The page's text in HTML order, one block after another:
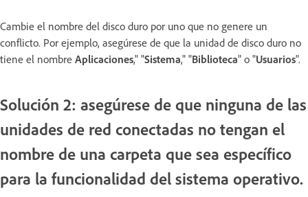
Cambie el nombre del disco duro por uno que no genere un
conflicto. Por ejemplo, asegúrese de que la unidad de disco duro no
tiene el nombre Aplicaciones," "Sistema," "Biblioteca" o "Usuarios".
Solución 2: asegúrese de que ninguna de las
unidades de red conectadas no tengan el
nombre de una carpeta que sea específico
para la funcionalidad del sistema operativo.